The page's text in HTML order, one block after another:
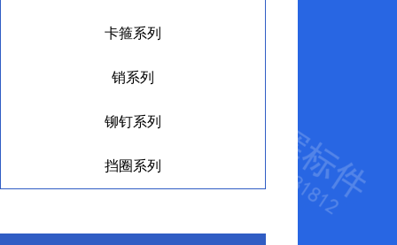
卡箍系列
销系列
铆钉系列
挡圈系列